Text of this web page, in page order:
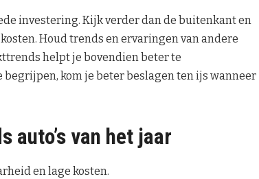
investering. Kijk verder dan de buitenkant en
Houd trends en ervaringen van andere
helpt je bovendien beter te
kom je beter beslagen ten ijs wanneer
auto’s van het jaar
en lage kosten.